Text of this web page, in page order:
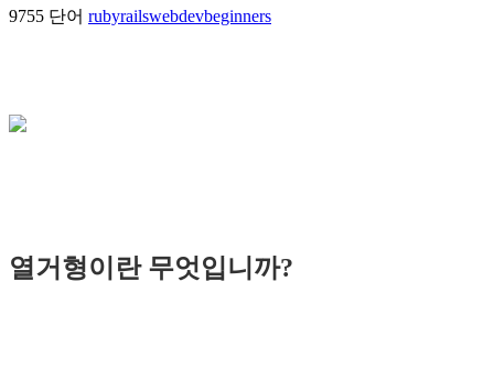
9755 단어 rubyrailswebdevbeginners
열거형이란 무엇입니까?